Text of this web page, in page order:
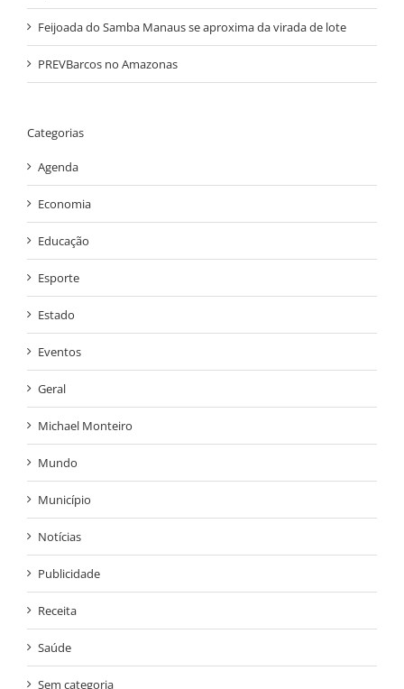
Feijoada do Samba Manaus se aproxima da virada de lote
PREVBarcos no Amazonas
Categorias
Agenda
Economia
Educação
Esporte
Estado
Eventos
Geral
Michael Monteiro
Mundo
Município
Notícias
Publicidade
Receita
Saúde
Sem categoria